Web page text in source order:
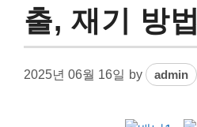
출, 재기 방법
2025년 06월 16일 by admin